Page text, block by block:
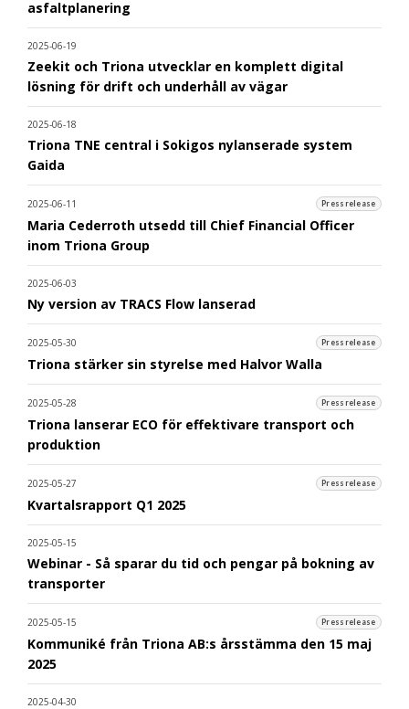
asfaltplanering
2025-06-19
Zeekit och Triona utvecklar en komplett digital
lösning för drift och underhåll av vägar
2025-06-18
Triona TNE central i Sokigos nylanserade system
Gaida
2025-06-11 Pressrelease
Maria Cederroth utsedd till Chief Financial Officer
inom Triona Group
2025-06-03
Ny version av TRACS Flow lanserad
2025-05-30 Pressrelease
Triona stärker sin styrelse med Halvor Walla
2025-05-28 Pressrelease
Triona lanserar ECO för effektivare transport och
produktion
2025-05-27 Pressrelease
Kvartalsrapport Q1 2025
2025-05-15
Webinar - Så sparar du tid och pengar på bokning av
transporter
2025-05-15 Pressrelease
Kommuniké från Triona AB:s årsstämma den 15 maj
2025
2025-04-30